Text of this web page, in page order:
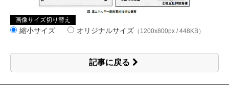
画像サイズ切り替え
縮小サイズ オリジナルサイズ （1200x800px / 448KB）
記事に戻る